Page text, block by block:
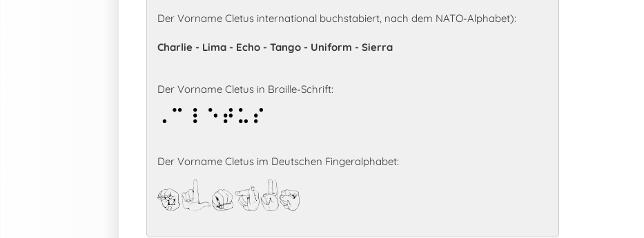
Der Vorname Cletus international buchstabiert, nach dem NATO-Alphabet):
Charlie - Lima - Echo - Tango - Uniform - Sierra
Der Vorname Cletus in Braille-Schrift:
Cletus
Der Vorname Cletus im Deutschen Fingeralphabet:
Cletus